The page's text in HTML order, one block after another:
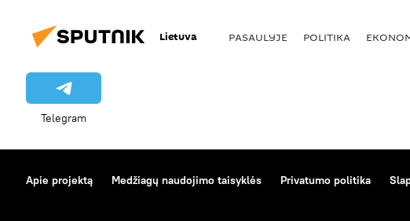
Lietuva PASAULYJE POLITIKA
Telegram
Apie projektą Medžiagų naudojimo taisyklės Privatumo politika